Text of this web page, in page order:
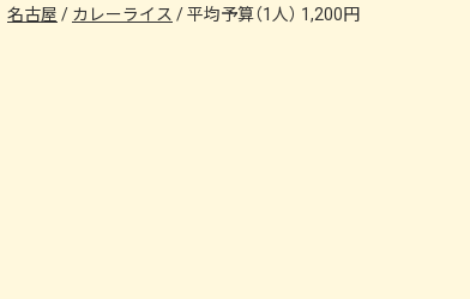
名古屋 カレーライス 平均予算（1人） 1,200円